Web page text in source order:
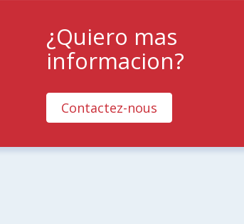
¿Quiero mas
informacion?
Contactez-nous